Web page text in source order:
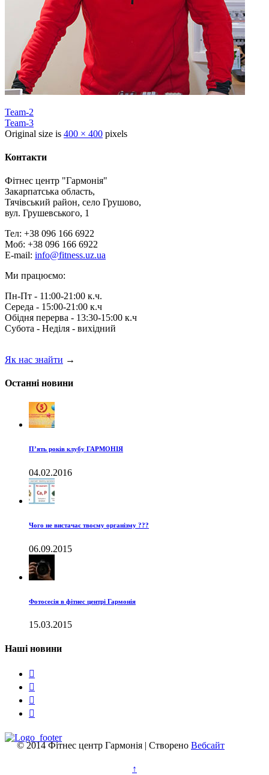
Team-2
Team-3
Original size is 400 × 400 pixels
Контакти
Фітнес центр "Гармонія"
Закарпатська область,
Тячівський район, село Грушово,
вул. Грушевського, 1
Тел: +38 096 166 6922
Моб: +38 096 166 6922
E-mail: info@fitness.uz.ua
Ми працюємо:
Пн-Пт - 11:00-21:00 к.ч.
Середа - 15:00-21:00 к.ч
Обідня перерва - 13:30-15:00 к.ч
Субота - Неділя - вихідний
Як нас знайти →
Останні новини
П’ять років клубу ГАРМОНІЯ
04.02.2016
Чого не вистачає твоєму організму ???
06.09.2015
Фотосесія в фітнес центрі Гармонія
15.03.2015
Наші новини




© 2014 Фітнес центр Гармонія | Створено Вебсайт
↑